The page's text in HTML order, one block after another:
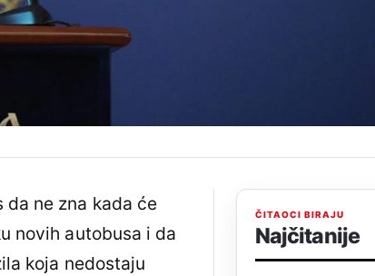
da ne zna kada će
novih autobusa i da
koja nedostaju
ČITAOCI BIRAJU
Najčitanije